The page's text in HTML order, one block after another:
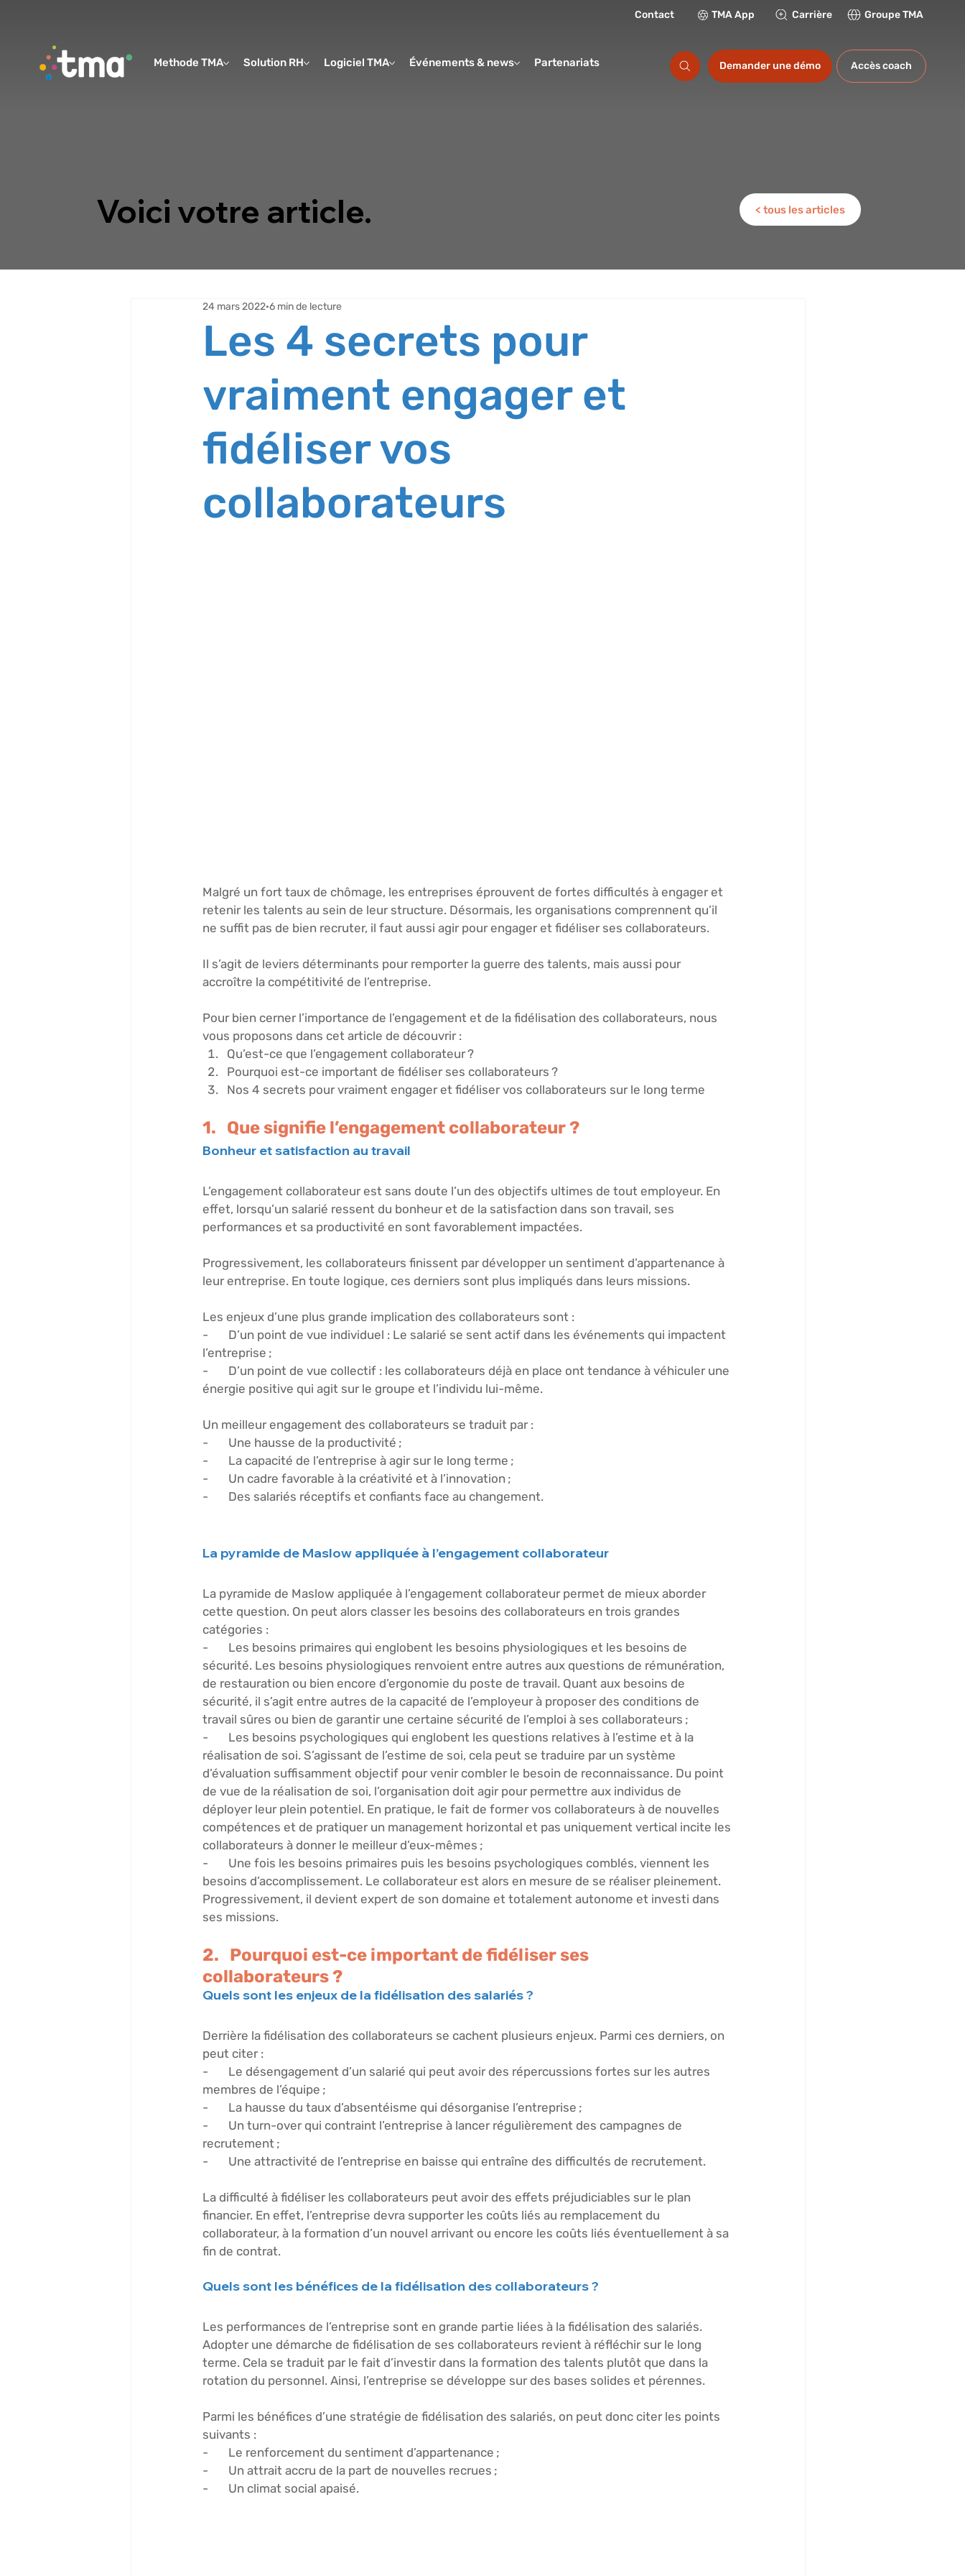
Methode TMA Solution RH Logiciel TMA Événements & news Partenariats Formations
Contact TMA App Carrière Groupe TMA
Demander une démo Accès coach
Voici votre article. < tous les articles
Les 4 secrets pour
vraiment engager et
fidéliser vos
collaborateurs
24 mars 2022 6 min de lecture
Malgré un fort taux de chômage, les entreprises éprouvent de fortes difficultés à engager et
retenir les talents au sein de leur structure. Désormais, les organisations comprennent qu’il
ne suffit pas de bien recruter, il faut aussi agir pour engager et fidéliser ses collaborateurs.
Il s’agit de leviers déterminants pour remporter la guerre des talents, mais aussi pour
accroître la compétitivité de l’entreprise.
Pour bien cerner l’importance de l’engagement et de la fidélisation des collaborateurs, nous
vous proposons dans cet article de découvrir :
Qu’est-ce que l’engagement collaborateur ?
Pourquoi est-ce important de fidéliser ses collaborateurs ?
Nos 4 secrets pour vraiment engager et fidéliser vos collaborateurs sur le long terme
1.   Que signifie l’engagement collaborateur ?
Bonheur et satisfaction au travail
L’engagement collaborateur est sans doute l’un des objectifs ultimes de tout employeur. En
effet, lorsqu’un salarié ressent du bonheur et de la satisfaction dans son travail, ses
performances et sa productivité en sont favorablement impactées.
Progressivement, les collaborateurs finissent par développer un sentiment d’appartenance à
leur entreprise. En toute logique, ces derniers sont plus impliqués dans leurs missions.
Les enjeux d’une plus grande implication des collaborateurs sont :
- D’un point de vue individuel : Le salarié se sent actif dans les événements qui impactent
l’entreprise ;
- D’un point de vue collectif : les collaborateurs déjà en place ont tendance à véhiculer une
énergie positive qui agit sur le groupe et l’individu lui-même.
Un meilleur engagement des collaborateurs se traduit par :
-       Une hausse de la productivité ;
-       La capacité de l’entreprise à agir sur le long terme ;
-       Un cadre favorable à la créativité et à l’innovation ;
-       Des salariés réceptifs et confiants face au changement.
La pyramide de Maslow appliquée à l’engagement collaborateur
La pyramide de Maslow appliquée à l’engagement collaborateur permet de mieux aborder
cette question. On peut alors classer les besoins des collaborateurs en trois grandes
catégories :
- Les besoins primaires qui englobent les besoins physiologiques et les besoins de
sécurité. Les besoins physiologiques renvoient entre autres aux questions de rémunération,
de restauration ou bien encore d’ergonomie du poste de travail. Quant aux besoins de
sécurité, il s’agit entre autres de la capacité de l’employeur à proposer des conditions de
travail sûres ou bien de garantir une certaine sécurité de l’emploi à ses collaborateurs ;
- Les besoins psychologiques qui englobent les questions relatives à l’estime et à la
réalisation de soi. S’agissant de l’estime de soi, cela peut se traduire par un système
d’évaluation suffisamment objectif pour venir combler le besoin de reconnaissance. Du point
de vue de la réalisation de soi, l’organisation doit agir pour permettre aux individus de
déployer leur plein potentiel. En pratique, le fait de former vos collaborateurs à de nouvelles
compétences et de pratiquer un management horizontal et pas uniquement vertical incite les
collaborateurs à donner le meilleur d’eux-mêmes ;
-       Une fois les besoins primaires puis les besoins psychologiques comblés, viennent les
besoins d’accomplissement. Le collaborateur est alors en mesure de se réaliser pleinement.
Progressivement, il devient expert de son domaine et totalement autonome et investi dans
ses missions.
2.   Pourquoi est-ce important de fidéliser ses
collaborateurs ?
Quels sont les enjeux de la fidélisation des salariés ?
Derrière la fidélisation des collaborateurs se cachent plusieurs enjeux. Parmi ces derniers, on
peut citer :
-       Le désengagement d’un salarié qui peut avoir des répercussions fortes sur les autres
membres de l’équipe ;
-       La hausse du taux d’absentéisme qui désorganise l’entreprise ;
-       Un turn-over qui contraint l’entreprise à lancer régulièrement des campagnes de
recrutement ;
-       Une attractivité de l’entreprise en baisse qui entraîne des difficultés de recrutement.
La difficulté à fidéliser les collaborateurs peut avoir des effets préjudiciables sur le plan
financier. En effet, l’entreprise devra supporter les coûts liés au remplacement du
collaborateur, à la formation d’un nouvel arrivant ou encore les coûts liés éventuellement à sa
fin de contrat.
Quels sont les bénéfices de la fidélisation des collaborateurs ?
Les performances de l’entreprise sont en grande partie liées à la fidélisation des salariés.
Adopter une démarche de fidélisation de ses collaborateurs revient à réfléchir sur le long
terme. Cela se traduit par le fait d’investir dans la formation des talents plutôt que dans la
rotation du personnel. Ainsi, l’entreprise se développe sur des bases solides et pérennes.
Parmi les bénéfices d’une stratégie de fidélisation des salariés, on peut donc citer les points
suivants :
-       Le renforcement du sentiment d’appartenance ;
-       Un attrait accru de la part de nouvelles recrues ;
-       Un climat social apaisé.